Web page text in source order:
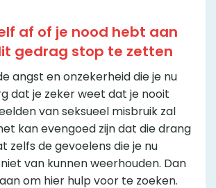
af of je nood hebt aan
gedrag stop te zetten
angst en onzekerheid die je nu
dat je zeker weet dat je nooit
van seksueel misbruik zal
kan evengoed zijn dat die drang
zelfs de gevoelens die je nu
van kunnen weerhouden. Dan
om hier hulp voor te zoeken.